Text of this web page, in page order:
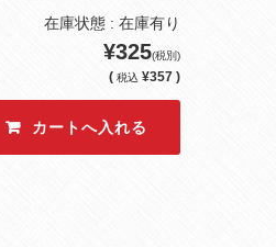
在庫状態 : 在庫有り
¥325(税別)
( 税込 ¥357 )